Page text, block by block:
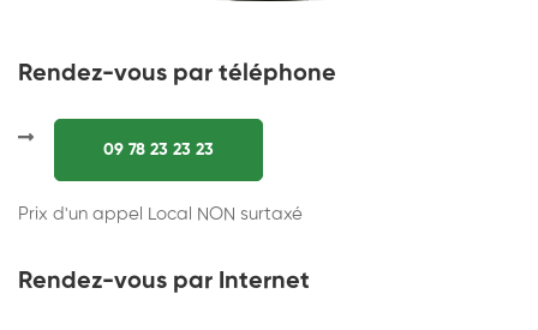
Rendez-vous par téléphone
09 78 23 23 23
Prix d'un appel Local NON surtaxé
Rendez-vous par Internet